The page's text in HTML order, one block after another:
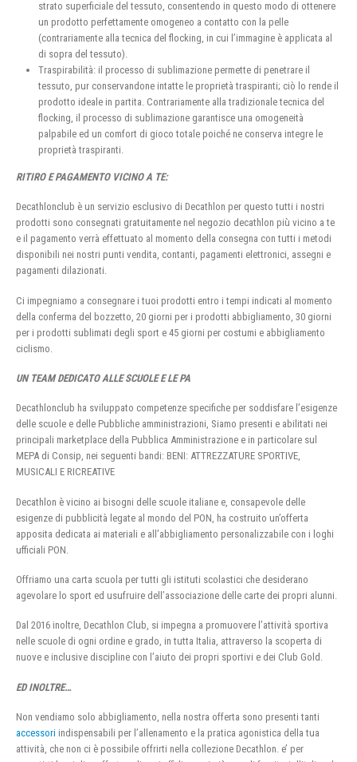
strato superficiale del tessuto, consentendo in questo modo di ottenere
un prodotto perfettamente omogeneo a contatto con la pelle
(contrariamente alla tecnica del flocking, in cui l’immagine è applicata al
di sopra del tessuto).
Traspirabilità: il processo di sublimazione permette di penetrare il
tessuto, pur conservandone intatte le proprietà traspiranti; ciò lo rende il
prodotto ideale in partita. Contrariamente alla tradizionale tecnica del
flocking, il processo di sublimazione garantisce una omogeneità
palpabile ed un comfort di gioco totale poiché ne conserva integre le
proprietà traspiranti.
RITIRO E PAGAMENTO VICINO A TE:
Decathlonclub è un servizio esclusivo di Decathlon per questo tutti i nostri
prodotti sono consegnati gratuitamente nel negozio decathlon più vicino a te
e il pagamento verrà effettuato al momento della consegna con tutti i metodi
disponibili nei nostri punti vendita, contanti, pagamenti elettronici, assegni e
pagamenti dilazionati.
Ci impegniamo a consegnare i tuoi prodotti entro i tempi indicati al momento
della conferma del bozzetto, 20 giorni per i prodotti abbigliamento, 30 giorni
per i prodotti sublimati degli sport e 45 giorni per costumi e abbigliamento
ciclismo.
UN TEAM DEDICATO ALLE SCUOLE E LE PA
Decathlonclub ha sviluppato competenze specifiche per soddisfare l’esigenze
delle scuole e delle Pubbliche amministrazioni, Siamo presenti e abilitati nei
principali marketplace della Pubblica Amministrazione e in particolare sul
MEPA di Consip, nei seguenti bandi: BENI: ATTREZZATURE SPORTIVE,
MUSICALI E RICREATIVE
Decathlon è vicino ai bisogni delle scuole italiane e, consapevole delle
esigenze di pubblicità legate al mondo del PON, ha costruito un’offerta
apposita dedicata ai materiali e all’abbigliamento personalizzabile con i loghi
ufficiali PON.
Offriamo una carta scuola per tutti gli istituti scolastici che desiderano
agevolare lo sport ed usufruire dell’associazione delle carte dei propri alunni.
Dal 2016 inoltre, Decathlon Club, si impegna a promuovere l’attività sportiva
nelle scuole di ogni ordine e grado, in tutta Italia, attraverso la scoperta di
nuove e inclusive discipline con l’aiuto dei propri sportivi e dei Club Gold.
ED INOLTRE…
Non vendiamo solo abbigliamento, nella nostra offerta sono presenti tanti
accessori indispensabili per l’allenamento e la pratica agonistica della tua
attività, che non ci è possibile offrirti nella collezione Decathlon. e’ per